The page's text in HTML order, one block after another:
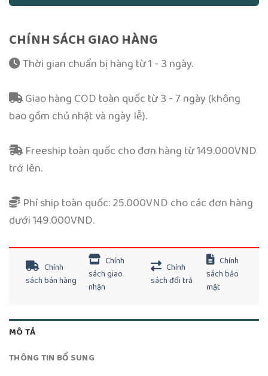
CHÍNH SÁCH GIAO HÀNG
Thời gian chuẩn bị hàng từ 1 - 3 ngày.
Giao hàng COD toàn quốc từ 3 - 7 ngày (không
bao gồm chủ nhật và ngày lễ).
Freeship toàn quốc cho đơn hàng từ 149.000VND
trở lên.
Phí ship toàn quốc: 25.000VND cho các đơn hàng
dưới 149.000VND.
Chính
sách bán hàng
Chính
sách giao
nhận
Chính
sách đổi trả
Chính
sách bảo
mật
MÔ TẢ
THÔNG TIN BỔ SUNG